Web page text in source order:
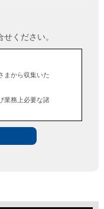
ください。
まから収集いた
業務上必要な諸